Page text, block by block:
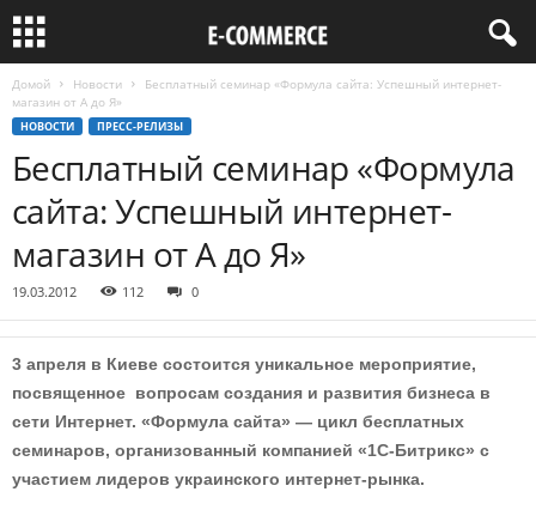
Домой Новости
Бесплатный семинар «Формула сайта: Успешный интернет-
магазин от А до Я»
НОВОСТИ ПРЕСС-РЕЛИЗЫ
Бесплатный семинар «Формула
сайта: Успешный интернет-
магазин от А до Я»
19.03.2012 112 0
3 апреля в Киеве состоится уникальное мероприятие,
посвященное вопросам создания и развития бизнеса в
сети Интернет. «Формула сайта» — цикл бесплатных
семинаров, организованный компанией «1С-Битрикс» c
участием лидеров украинского интернет-рынка.